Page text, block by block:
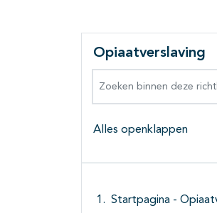
Opiaatverslaving
Alles openklappen
Startpagina -